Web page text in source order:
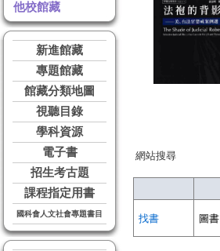
他校館藏
新進館藏
專題館藏
館藏分類地圖
視聽目錄
學科資源
電子書
招生考古題
課程指定用書
國科會人文社會專題書目
網站搜尋
找書 圖書